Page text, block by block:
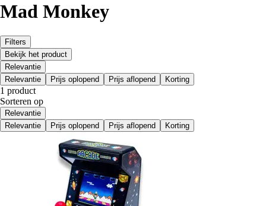
Mad Monkey
Filters
Bekijk het product
Relevantie
Relevantie
Prijs oplopend Prijs aflopend Korting
1 product
Sorteren op
Relevantie
Relevantie
Prijs oplopend Prijs aflopend Korting